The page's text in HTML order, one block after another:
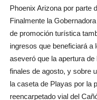
Phoenix Arizona por parte
Finalmente la
de promoción turística
ingresos que beneficiará a
aseveró que la apertura
finales de agosto, y sobre
la caseta de Playas por la
reencarpetado vial del